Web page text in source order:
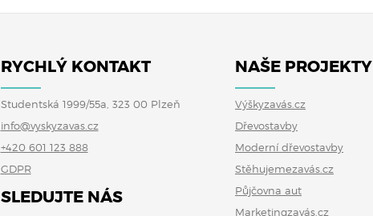
RYCHLÝ KONTAKT
Studentská 1999/55a, 323 00 Plzeň
info@vyskyzavas.cz
+420 601 123 888
GDPR
SLEDUJTE NÁS
NAŠE PROJEKTY
Výškyzavás.cz
Dřevostavby
Moderní dřevostavby
Stěhujemezavás.cz
Půjčovna aut
Marketingzavás.cz